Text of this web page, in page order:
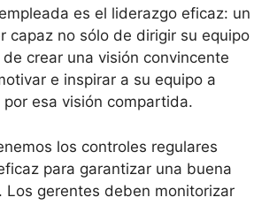
es el liderazgo eficaz: un
capaz no sólo de dirigir su equipo
crear una visión convincente
e inspirar a su equipo a
esa visión compartida.
los controles regulares
para garantizar una buena
Los gerentes deben monitorizar